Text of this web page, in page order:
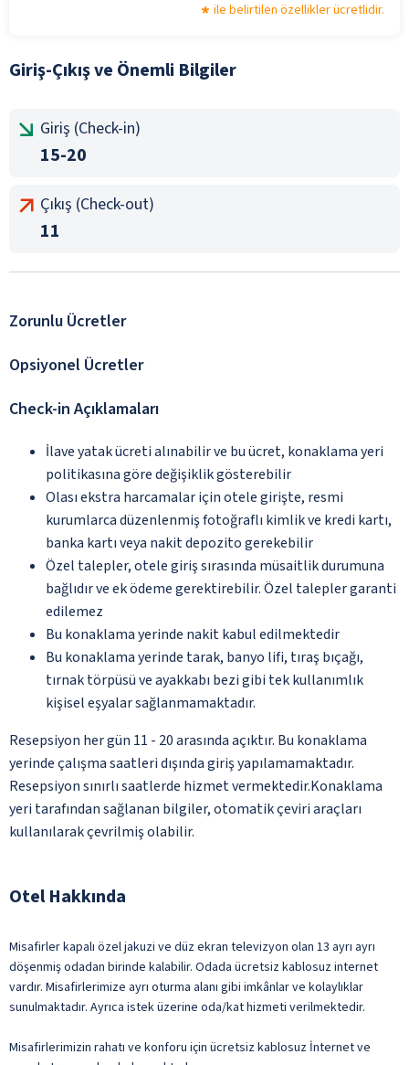
ile belirtilen özellikler ücretlidir.
Giriş-Çıkış ve Önemli Bilgiler
Giriş (Check-in)
15-20
Çıkış (Check-out)
11
Zorunlu Ücretler
Opsiyonel Ücretler
Check-in Açıklamaları
İlave yatak ücreti alınabilir ve bu ücret, konaklama yeri
politikasına göre değişiklik gösterebilir
Olası ekstra harcamalar için otele girişte, resmi
kurumlarca düzenlenmiş fotoğraflı kimlik ve kredi kartı,
banka kartı veya nakit depozito gerekebilir
Özel talepler, otele giriş sırasında müsaitlik durumuna
bağlıdır ve ek ödeme gerektirebilir. Özel talepler garanti
edilemez
Bu konaklama yerinde nakit kabul edilmektedir
Bu konaklama yerinde tarak, banyo lifi, tıraş bıçağı,
tırnak törpüsü ve ayakkabı bezi gibi tek kullanımlık
kişisel eşyalar sağlanmamaktadır.
Resepsiyon her gün 11 - 20 arasında açıktır. Bu konaklama
yerinde çalışma saatleri dışında giriş yapılamamaktadır.
Resepsiyon sınırlı saatlerde hizmet vermektedir.Konaklama
yeri tarafından sağlanan bilgiler, otomatik çeviri araçları
kullanılarak çevrilmiş olabilir.
Otel Hakkında
Misafirler kapalı özel jakuzi ve düz ekran televizyon olan 13 ayrı ayrı
döşenmiş odadan birinde kalabilir. Odada ücretsiz kablosuz internet
vardır. Misafirlerimize ayrı oturma alanı gibi imkânlar ve kolaylıklar
sunulmaktadır. Ayrıca istek üzerine oda/kat hizmeti verilmektedir.
Misafirlerimizin rahatı ve konforu için ücretsiz kablosuz İnternet ve